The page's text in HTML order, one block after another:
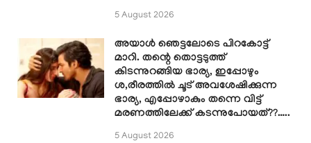
5 August 2026
അയാൾ ഞെട്ടലോടെ പിറകോട്ട്
മാറി. തന്റെ തൊട്ടടുത്ത്
കിടന്നുറങ്ങിയ ഭാര്യ, ഇപ്പോഴും
ശ,രീരത്തിൽ ചൂട് അവശേഷിക്കുന്ന
ഭാര്യ, എപ്പോഴാകും തന്നെ വിട്ട്
മരണത്തിലേക്ക് കടന്നുപോയത്??…..
5 August 2026